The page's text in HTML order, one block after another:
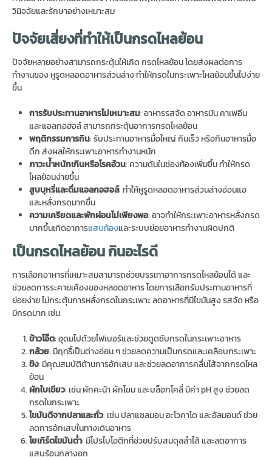
วินิจฉัยและรักษาอย่างเหมาะสม
ปัจจัยเสี่ยงที่ทำให้เป็นกรดไหลย้อน
ปัจจัยหลายอย่างสามารถกระตุ้นให้เกิด กรดไหลย้อน โดยส่งผลต่อการ
ทำงานของ หูรูดหลอดอาหารส่วนล่าง ทำให้กรดในกระเพาะไหลย้อนขึ้นไปง่าย
ขึ้น
การรับประทานอาหารไม่เหมาะสม: อาหารรสจัด อาหารมัน คาเฟอีน
และแอลกอฮอล์ สามารถกระตุ้นอาการกรดไหลย้อน
พฤติกรรมการกิน: รับประทานอาหารมื้อใหญ่ กินเร็ว หรือกินอาหารมื้อ
ดึก ส่งผลให้กระเพาะอาหารทำงานหนัก
ภาวะน้ำหนักเกินหรือโรคอ้วน: ความดันในช่องท้องเพิ่มขึ้น ทำให้กรด
ไหลย้อนง่ายขึ้น
สูบบุหรี่และดื่มแอลกอฮอล์: ทำให้หูรูดหลอดอาหารส่วนล่างอ่อนแอ
และหลั่งกรดมากขึ้น
ความเครียดและพักผ่อนไม่เพียงพอ: อาจทำให้กระเพาะอาหารหลั่งกรด
มากขึ้นเกิดอาการแสบท้องและระบบย่อยอาหารทำงานผิดปกติ
เป็นกรดไหลย้อน กินอะไรดี
การเลือกอาหารที่เหมาะสมสามารถช่วยบรรเทาอาการกรดไหลย้อนได้ และ
ช่วยลดการระคายเคืองของหลอดอาหาร โดยการเลือกรับประทานอาหารที่
ย่อยง่าย ไม่กระตุ้นการหลั่งกรดในกระเพาะ ลดอาหารที่มีไขมันสูง รสจัด หรือ
มีกรดมาก เช่น
ข้าวโอ๊ต: อุดมไปด้วยไฟเบอร์และช่วยดูดซับกรดในกระเพาะอาหาร
กล้วย: มีฤทธิ์เป็นด่างอ่อน ๆ ช่วยลดความเป็นกรดและเคลือบกระเพาะ
ขิง: มีคุณสมบัติต้านการอักเสบ และช่วยลดอาการคลื่นไส้จากกรดไหล
ย้อน
ผักใบเขียว: เช่น ผักคะน้า ผักโขม และบล็อกโคลี่ มีค่า pH สูง ช่วยลด
กรดในกระเพาะ
ไขมันดีจากปลาและถั่ว: เช่น ปลาแซลมอน อะโวคาโด และอัลมอนด์ ช่วย
ลดการอักเสบในทางเดินอาหาร
โยเกิร์ตไขมันต่ำ: มีโปรไบโอติกที่ช่วยปรับสมดุลลำไส้ และลดอาการ
แสบร้อนกลางอก